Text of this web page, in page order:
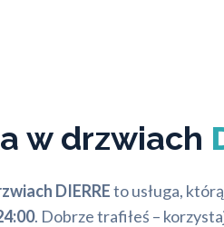
w drzwiach
DIERREto usługa,
. Dobrze trafiłeś –